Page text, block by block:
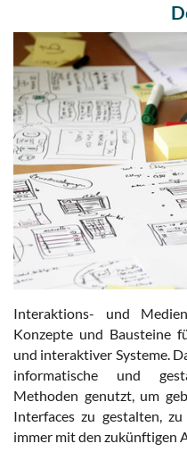
Interaktions- und
Konzepte und Bausteine
und interaktiver Systeme.
informatische und
Methoden genutzt, um
Interfaces zu gestalten,
immer mit den zukünftigen